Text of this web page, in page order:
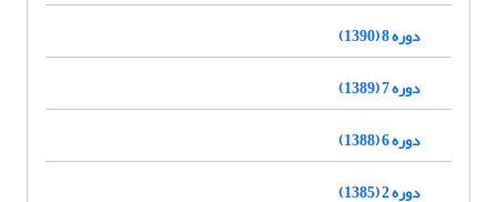
دوره 8 (1390)
دوره 7 (1389)
دوره 6 (1388)
دوره 2 (1385)